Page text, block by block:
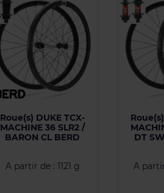
Roue(s) DUKE TCX-
MACHINE 36 SLR2 /
BARON CL BERD
A partir de : 1121 g
DT
A